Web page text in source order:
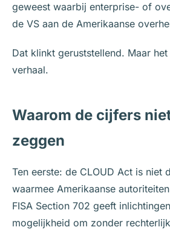
geweest waarbij enterprise- of
de VS aan de Amerikaanse
Dat klinkt geruststellend. Maar
verhaal.
Waarom de cijfers
zeggen
Ten eerste: de CLOUD Act is niet
waarmee Amerikaanse
FISA Section 702 geeft
mogelijkheid om zonder